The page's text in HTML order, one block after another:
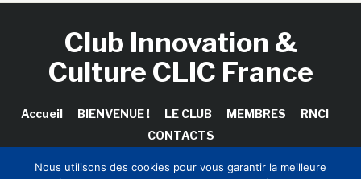
Club Innovation &
Culture CLIC France
Accueil BIENVENUE ! LE CLUB MEMBRES
RNCI
CONTACTS
Nous utilisons des cookies pour vous garantir la meilleure